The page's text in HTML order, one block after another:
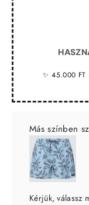
✨ 45.000 FT
Más színben
Kérjük, válassz